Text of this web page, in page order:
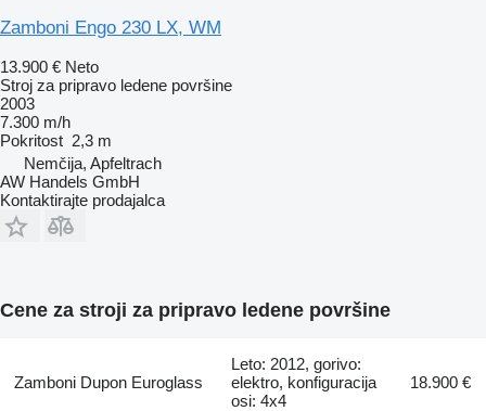
Zamboni Engo 230 LX, WM
13.900 € Neto
Stroj za pripravo ledene površine
2003
7.300 m/h
Pokritost 2,3 m
Nemčija, Apfeltrach
AW Handels GmbH
Kontaktirajte prodajalca
Cene za stroji za pripravo ledene površine
Zamboni Dupon Euroglass
Leto: 2012, gorivo:
elektro, konfiguracija
osi: 4x4
18.900 €